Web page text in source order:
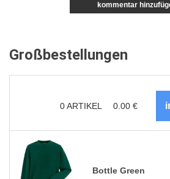
kommentar
Großbestellungen
0ARTIKEL 0.00 €
Bottle Green